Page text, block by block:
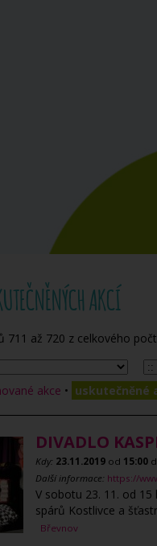
AKCÍ
711 až 720 z celkového
akce • uskutečněné
DIVADLO
Kdy: 23.11.2019 od 15:00
Další informace: https://
V sobotu 23. 11. od
spárů Kostlivce a
Břevnov